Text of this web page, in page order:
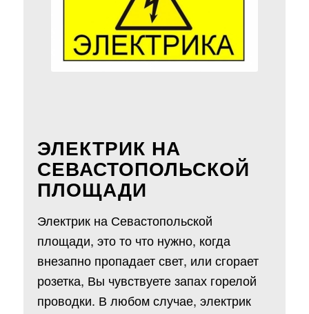
ЭЛЕКТРИК НА
СЕВАСТОПОЛЬСКОЙ
ПЛОЩАДИ
Электрик на Севастопольской
площади, это то что нужно, когда
внезапно пропадает свет, или сгорает
розетка, Вы чувствуете запах горелой
проводки. В любом случае, электрик